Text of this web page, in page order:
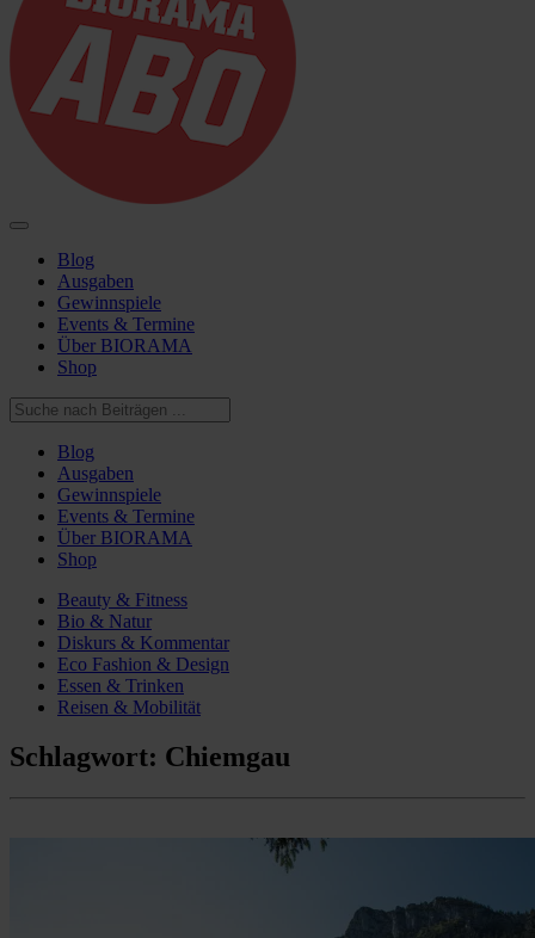
Blog
Ausgaben
Gewinnspiele
Events & Termine
Über BIORAMA
Shop
Blog
Ausgaben
Gewinnspiele
Events & Termine
Über BIORAMA
Shop
Beauty & Fitness
Bio & Natur
Diskurs & Kommentar
Eco Fashion & Design
Essen & Trinken
Reisen & Mobilität
Schlagwort: Chiemgau